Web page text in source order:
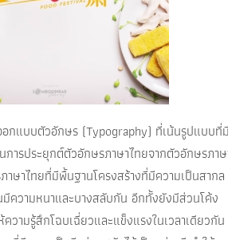
บตัวอักษร (Typography) ที่เน้นรูปแบบที่
ารประยุกต์ตัวอักษรภาษาไทยจากตัวอักษรภา
ษาไทยที่มีพื้นฐานโครงสร้างที่มีความเป็นสากล
ความหนาและบางสลับกัน อีกทั้งยังมีส่วนโค้ง
ามรู้สึกโฉบเฉี่ยวและแข็งแรงในเวลาเดียวกัน